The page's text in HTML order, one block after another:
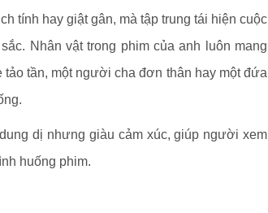
tính hay giật gân, mà tập trung tái hiện cuộc
Nhân vật trong phim của anh luôn mang
tần, một người cha đơn thân hay một đứa
dị nhưng giàu cảm xúc, giúp người xem
huống phim.